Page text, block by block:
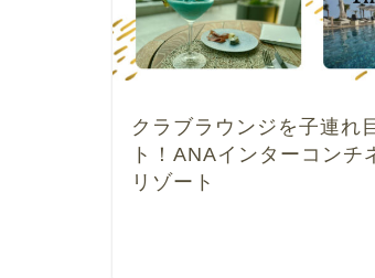
クラブラウンジを子連れ
ト！ANAインターコンチ
リゾート